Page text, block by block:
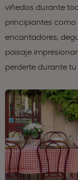
viñedos durante
principiantes
encantadores,
paisaje
perderte durante